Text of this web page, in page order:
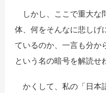
しかし、ここで重大な
体、何をそんなに悲しげ
ているのか、一言も分か
という名の暗号を解読せ
かくして、私の「日本